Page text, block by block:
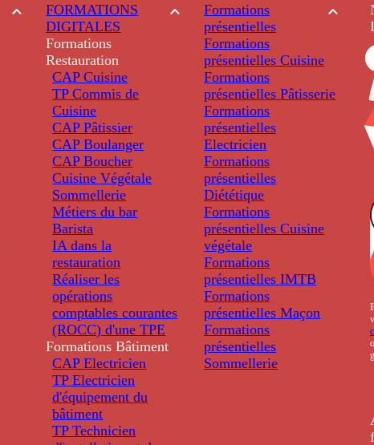
FORMATIONS
DIGITALES
Formations
Restauration
CAP Cuisine
TP Commis de
Cuisine
CAP Pâtissier
CAP Boulanger
CAP Boucher
Cuisine Végétale
Sommellerie
Métiers du bar
Barista
IA dans la
restauration
Réaliser les
opérations
comptables courantes
(ROCC) d'une TPE
Formations Bâtiment
CAP Electricien
TP Electricien
d'équipement du
bâtiment
TP Technicien
Formations
présentielles
Formations
présentielles Cuisine
Formations
présentielles Pâtisserie
Formations
présentielles
Electricien
Formations
présentielles
Diététique
Formations
présentielles Cuisine
végétale
Formations
présentielles IMTB
Formations
présentielles Maçon
Formations
présentielles
Sommellerie